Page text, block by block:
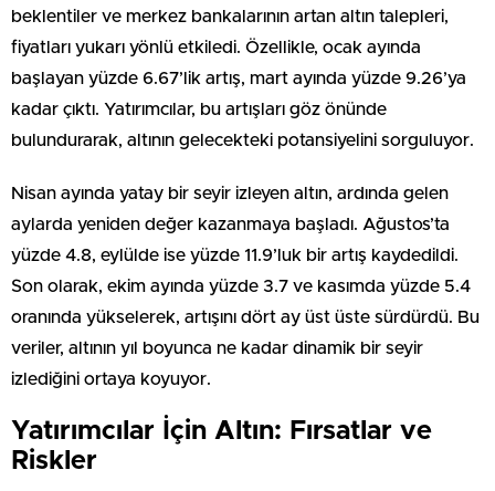
beklentiler ve merkez bankalarının artan altın talepleri,
fiyatları yukarı yönlü etkiledi. Özellikle, ocak ayında
başlayan yüzde 6.67’lik artış, mart ayında yüzde 9.26’ya
kadar çıktı. Yatırımcılar, bu artışları göz önünde
bulundurarak, altının gelecekteki potansiyelini sorguluyor.
Nisan ayında yatay bir seyir izleyen altın, ardında gelen
aylarda yeniden değer kazanmaya başladı. Ağustos’ta
yüzde 4.8, eylülde ise yüzde 11.9’luk bir artış kaydedildi.
Son olarak, ekim ayında yüzde 3.7 ve kasımda yüzde 5.4
oranında yükselerek, artışını dört ay üst üste sürdürdü. Bu
veriler, altının yıl boyunca ne kadar dinamik bir seyir
izlediğini ortaya koyuyor.
Yatırımcılar İçin Altın: Fırsatlar ve
Riskler